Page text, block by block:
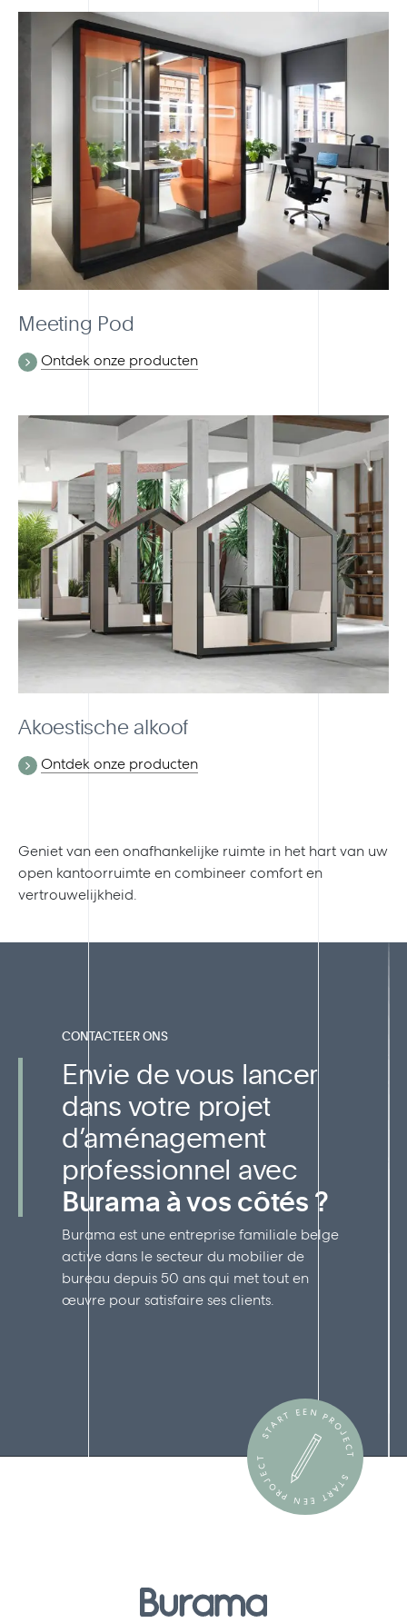
Meeting Pod
Ontdek onze producten
Akoestische alkoof
Ontdek onze producten
Geniet van een onafhankelijke ruimte in het hart van uw
open kantoorruimte en combineer comfort en
vertrouwelijkheid.
CONTACTEER ONS
Envie de vous lancer
dans votre projet
d’aménagement
professionnel avec
Burama à vos côtés ?
Burama est une entreprise familiale belge
active dans le secteur du mobilier de
bureau depuis 50 ans qui met tout en
œuvre pour satisfaire ses clients.
START EEN PROJECT
START EEN PROJECT